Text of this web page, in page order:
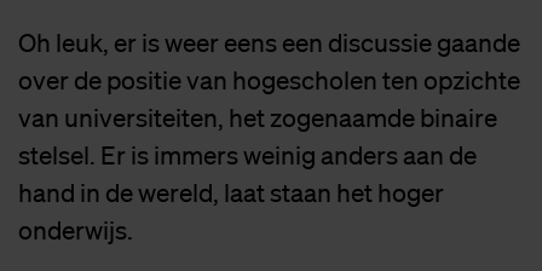
Oh leuk, er is weer eens een discussie gaande
over de positie van hogescholen ten opzichte
van universiteiten, het zogenaamde binaire
stelsel. Er is immers weinig anders aan de
hand in de wereld, laat staan het hoger
onderwijs.